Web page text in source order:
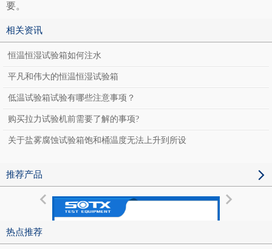
要。
相关资讯
恒温恒湿试验箱如何注水
平凡和伟大的恒温恒湿试验箱
低温试验箱试验有哪些注意事项？
购买拉力试验机前需要了解的事项?
关于盐雾腐蚀试验箱饱和桶温度无法上升到所设
推荐产品
热点推荐